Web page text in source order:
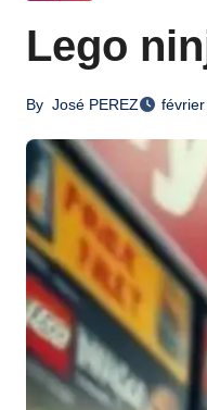
Lego
By José PEREZ